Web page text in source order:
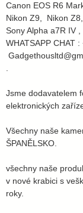
Canon EOS R6
Nikon Z9, Nikon
Sony Alpha a7R IV
WHATSAPP CHAT
Jsme dodavatelem
elektronických
Všechny naše
ŠPANĚLSKO.
všechny naše
v nové krabici s
roky.